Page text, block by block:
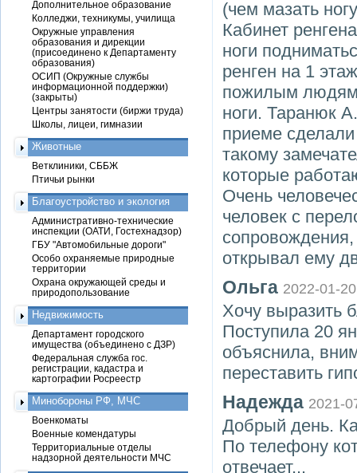
(чем мазать
Кабинет
ноги
ренген на 1
пожилым людям.
ноги. Таранюк
приеме
такому
которые
Очень
человек с
открывал ему
Ольга 2022-01-20
Хочу выразить
Поступила 20
объяснила,
переставить
Надежда 2021-
Добрый день.
По телефону
отвечает...
Дополнительное образование
Колледжи, техникумы, училища
Окружные управления
образования и дирекции
(присоединено к Департаменту
образования)
ОСИП (Окружные службы
информационной поддержки)
(закрыты)
Центры занятости (биржи труда)
Школы, лицеи, гимназии
Животные
Ветклиники, СББЖ
Птичьи рынки
Благоустройство и экология
Административно-технические
инспекции (ОАТИ, Гостехнадзор)
ГБУ "Автомобильные дороги"
Особо охраняемые природные
территории
Охрана окружающей среды и
природопользование
Недвижимость
Департамент городского
имущества (объединено с ДЗР)
Федеральная служба гос.
регистрации, кадастра и
картографии Росреестр
Минобороны РФ, МЧС
Военкоматы
Военные комендатуры
Территориальные отделы
надзорной деятельности МЧС